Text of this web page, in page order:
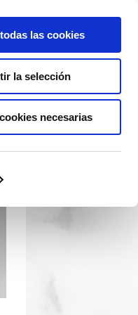
las cookies
la selección
necesarias